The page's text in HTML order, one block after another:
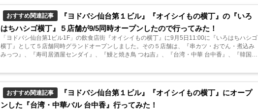
おすすめ関連記事
『ヨドバシ仙台第１ビル』『オイシイもの横丁』の『いろ
はちハシゴ横丁』５店舗が9/5同時オープンしたので行ってみた！
「ヨドバシ仙台第1ビル1F」の飲食店街『オイシイもの横丁』に9月5日11:00に『いろはちハシゴ
横丁』として５店舗同時グランドオープンしました。その５店舗は、『串カツ・おでん・煮込み
みっつ』、『寿司居酒屋センダイ』、『鰻と焼き鳥 つね吉』、『台湾・中華 台中香』、『韓国料
おすすめ関連記事
『ヨドバシ仙台第１ビル』『オイシイもの横丁』にオープ
ンした『台湾・中華バル 台中香』行ってみた！